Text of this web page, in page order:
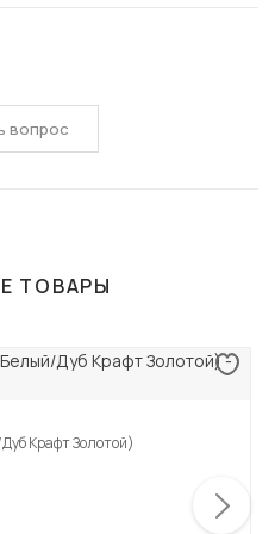
вопрос
ТОВАРЫ
Крафт Золотой)